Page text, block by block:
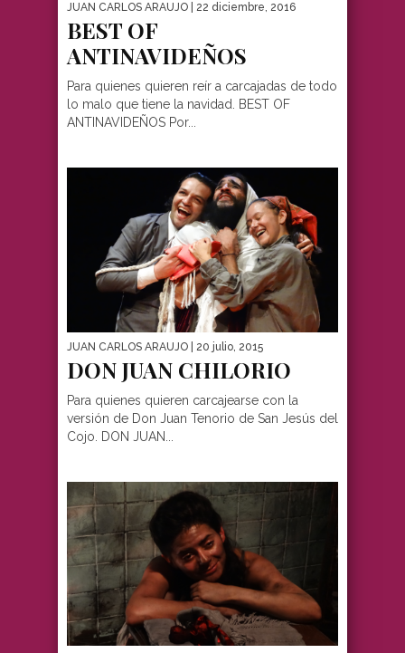
JUAN CARLOS ARAUJO | 22 diciembre, 2016
BEST OF
ANTINAVIDEÑOS
Para quienes quieren reír a carcajadas de todo
lo malo que tiene la navidad. BEST OF
ANTINAVIDEÑOS Por...
JUAN CARLOS ARAUJO | 20 julio, 2015
DON JUAN CHILORIO
Para quienes quieren carcajearse con la
versión de Don Juan Tenorio de San Jesús del
Cojo. DON JUAN...